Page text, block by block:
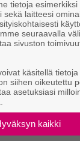
tietoja esimerkiksi
laitteesi
seuraavalla
sivuston
käsitellä
siihen oikeutettu
asetuksiasi
kaikki